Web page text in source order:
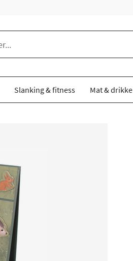
Slanking & fitness Mat & drikke